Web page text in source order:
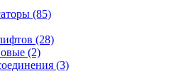
(85)
(28)
(2)
(3)